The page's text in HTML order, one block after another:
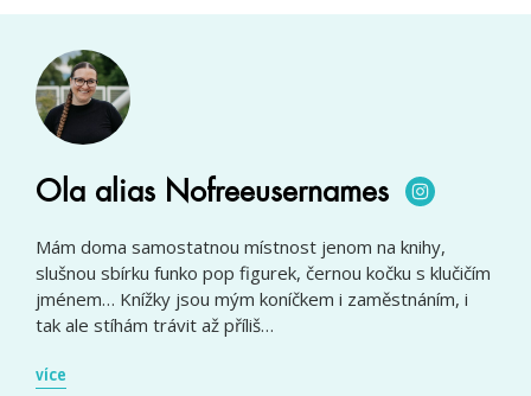
Ola alias Nofreeusernames
Mám doma samostatnou místnost jenom na knihy,
slušnou sbírku funko pop figurek, černou kočku s klučičím
jménem… Knížky jsou mým koníčkem i zaměstnáním, i
tak ale stíhám trávit až příliš…
více